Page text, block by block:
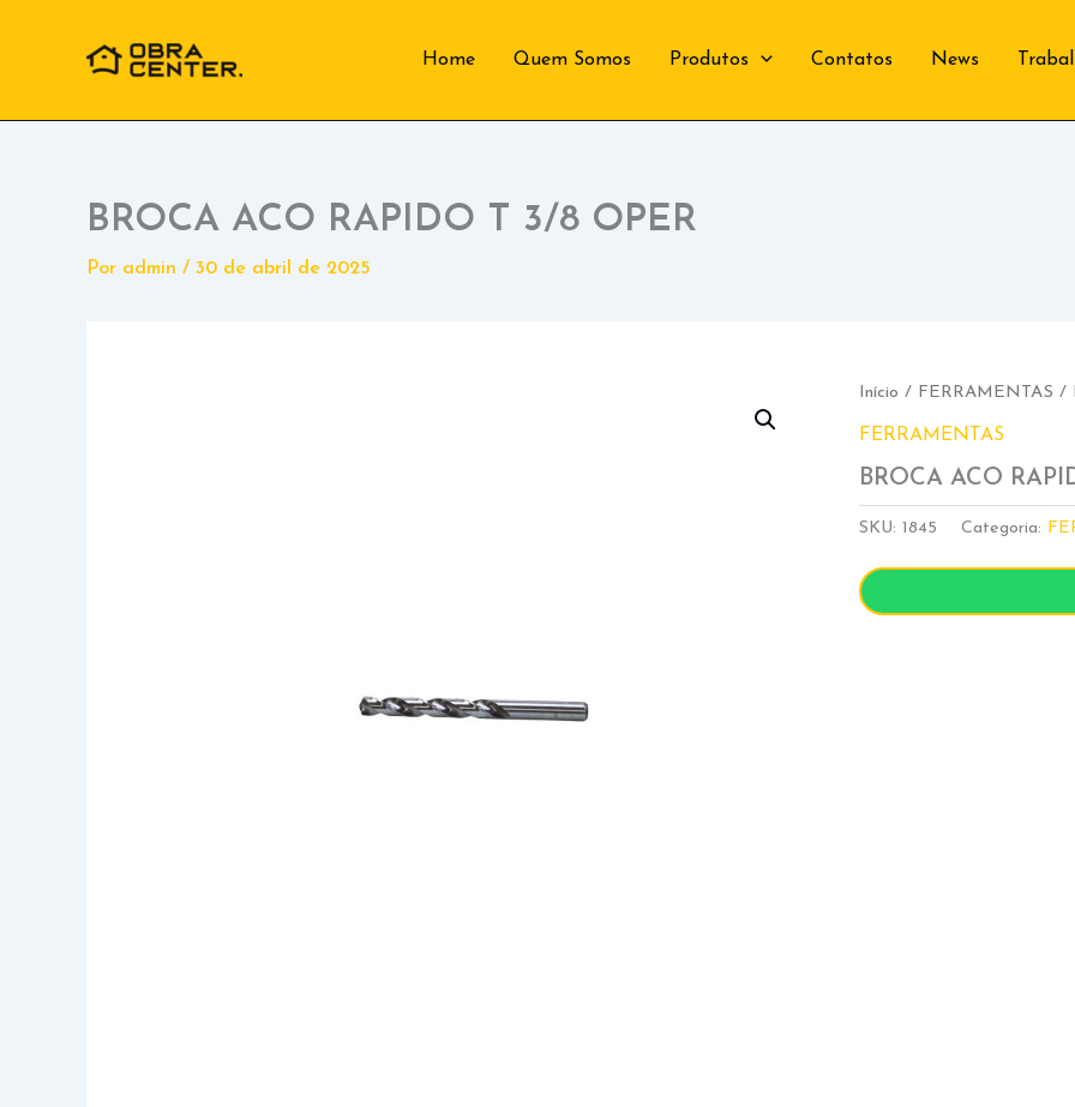
Home Quem Somos Produtos Contatos News
BROCA ACO RAPIDO T 3/8 OPER
Por admin / 30 de abril de 2025
Início / FERRAMENTAS /
FERRAMENTAS
BROCA ACO
SKU:1845 Categoria: